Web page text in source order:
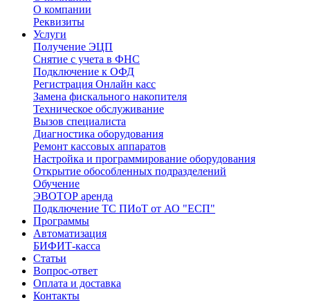
О компании
Реквизиты
Услуги
Получение ЭЦП
Снятие с учета в ФНС
Подключение к ОФД
Регистрация Онлайн касс
Замена фискального накопителя
Техническое обслуживание
Вызов специалиста
Диагностика оборудования
Ремонт кассовых аппаратов
Настройка и программирование оборудования
Открытие обособленных подразделений
Обучение
ЭВОТОР аренда
Подключение ТС ПИоТ от АО "ЕСП"
Программы
Автоматизация
БИФИТ-касса
Статьи
Вопрос-ответ
Оплата и доставка
Контакты